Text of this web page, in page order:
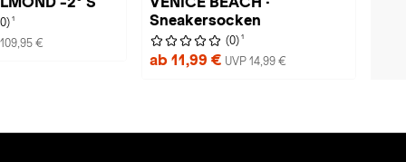
1
€
Sneakersocken
(0) 1
ab 11,99 € UVP 14,99 €